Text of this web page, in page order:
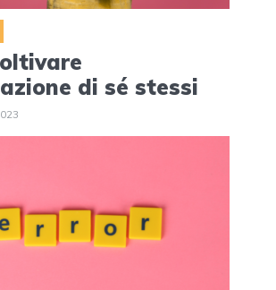
di sé stessi